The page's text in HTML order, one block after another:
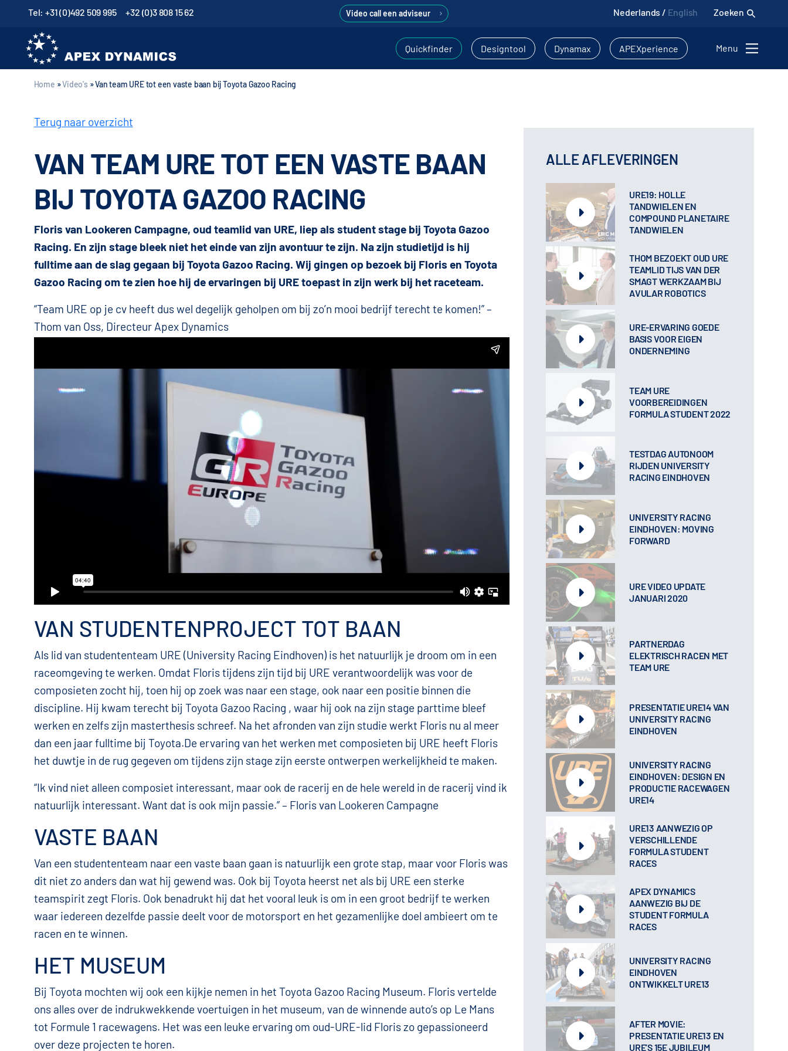
Tel: +31 (0)492 509 995 +32 (0)3 808 15 62 Video call een adviseur Nederlands / English Zoeken
Quickfinder Designtool Dynamax APEXperience Menu
Home »Video's »Van team URE tot een vaste baan bij Toyota Gazoo Racing
Terug naar overzicht
VAN TEAM URE TOT EEN VASTE BAAN
BIJ TOYOTA GAZOO RACING
Floris van Lookeren Campagne, oud teamlid van URE, liep als student stage bij Toyota Gazoo
Racing. En zijn stage bleek niet het einde van zijn avontuur te zijn. Na zijn studietijd is hij
fulltime aan de slag gegaan bij Toyota Gazoo Racing. Wij gingen op bezoek bij Floris en Toyota
Gazoo Racing om te zien hoe hij de ervaringen bij URE toepast in zijn werk bij het raceteam.
“Team URE op je cv heeft dus wel degelijk geholpen om bij zo’n mooi bedrijf terecht te komen!” –
Thom van Oss, Directeur Apex Dynamics
VAN STUDENTENPROJECT TOT BAAN
Als lid van studententeam URE (University Racing Eindhoven) is het natuurlijk je droom om in een
raceomgeving te werken. Omdat Floris tijdens zijn tijd bij URE verantwoordelijk was voor de
composieten zocht hij, toen hij op zoek was naar een stage, ook naar een positie binnen die
discipline. Hij kwam terecht bij Toyota Gazoo Racing , waar hij ook na zijn stage parttime bleef
werken en zelfs zijn masterthesis schreef. Na het afronden van zijn studie werkt Floris nu al meer
dan een jaar fulltime bij Toyota.De ervaring van het werken met composieten bij URE heeft Floris
het duwtje in de rug gegeven om tijdens zijn stage zijn eerste ontwerpen werkelijkheid te maken.
“Ik vind niet alleen composiet interessant, maar ook de racerij en de hele wereld in de racerij vind ik
natuurlijk interessant. Want dat is ook mijn passie.” – Floris van Lookeren Campagne
VASTE BAAN
Van een studententeam naar een vaste baan gaan is natuurlijk een grote stap, maar voor Floris was
dit niet zo anders dan wat hij gewend was. Ook bij Toyota heerst net als bij URE een sterke
teamspirit zegt Floris. Ook benadrukt hij dat het vooral leuk is om in een groot bedrijf te werken
waar iedereen dezelfde passie deelt voor de motorsport en het gezamenlijke doel ambieert om te
racen en te winnen.
HET MUSEUM
Bij Toyota mochten wij ook een kijkje nemen in het Toyota Gazoo Racing Museum. Floris vertelde
ons alles over de indrukwekkende voertuigen in het museum, van de winnende auto’s op Le Mans
tot Formule 1 racewagens. Het was een leuke ervaring om oud-URE-lid Floris zo gepassioneerd
over deze projecten te horen.
ALLE AFLEVERINGEN
URE19: HOLLE
TANDWIELEN EN
COMPOUND PLANETAIRE
TANDWIELEN
THOM BEZOEKT OUD URE
TEAMLID TIJS VAN DER
SMAGT WERKZAAM BIJ
AVULAR ROBOTICS
URE-ERVARING GOEDE
BASIS VOOR EIGEN
ONDERNEMING
TEAM URE
VOORBEREIDINGEN
FORMULA STUDENT 2022
TESTDAG AUTONOOM
RIJDEN UNIVERSITY
RACING EINDHOVEN
UNIVERSITY RACING
EINDHOVEN: MOVING
FORWARD
URE VIDEO UPDATE
JANUARI 2020
PARTNERDAG
ELEKTRISCH RACEN MET
TEAM URE
PRESENTATIE URE14 VAN
UNIVERSITY RACING
EINDHOVEN
UNIVERSITY RACING
EINDHOVEN: DESIGN EN
PRODUCTIE RACEWAGEN
URE14
URE13 AANWEZIG OP
VERSCHILLENDE
FORMULA STUDENT
RACES
APEX DYNAMICS
AANWEZIG BIJ DE
STUDENT FORMULA
RACES
UNIVERSITY RACING
EINDHOVEN
ONTWIKKELT URE13
AFTER MOVIE:
PRESENTATIE URE13 EN
URE’S 15E JUBILEUM